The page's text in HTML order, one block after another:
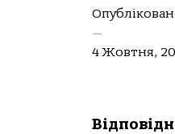
—
4 Жовтня,